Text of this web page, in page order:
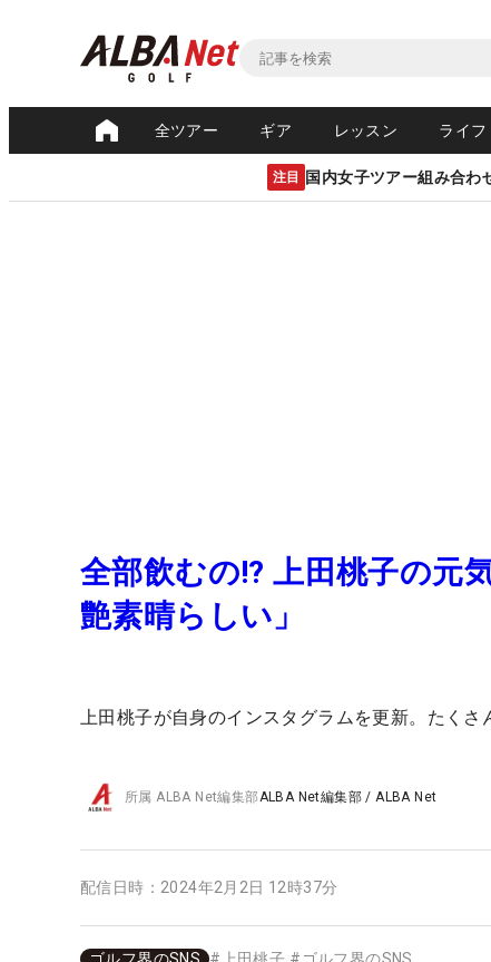
全ツアー ギア レッスン ライフ
注目 国内女子ツアー組み合わ
全部飲むの!? 上田桃子の元
艶素晴らしい」
上田桃子が自身のインスタグラムを更新。たくさ
所属ALBA Net編集部ALBA Net編集部 /ALBA Net
配信日時： 2024年2月2日 12時37分